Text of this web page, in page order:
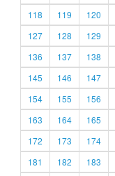
118
119 120
127
128 129
136
137 138
145
146 147
154
155 156
163
164 165
172
173 174
181
182 183